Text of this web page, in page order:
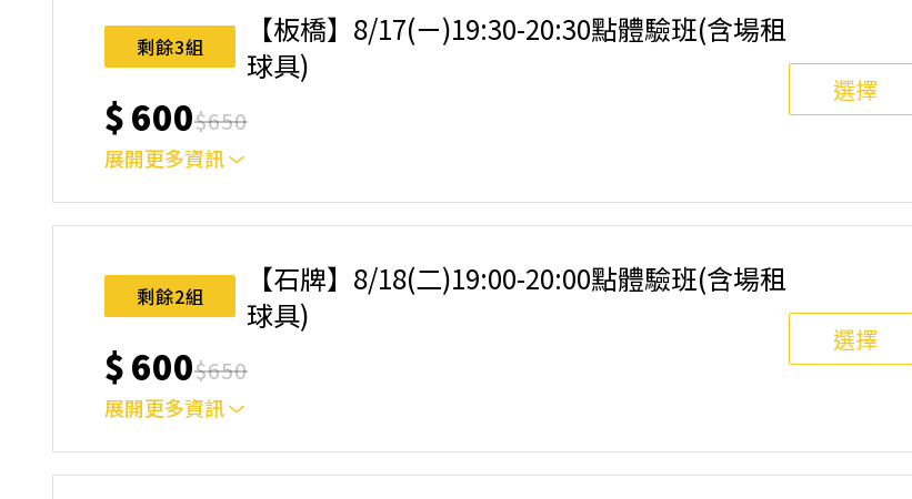
完成後，如因天候因素無法上課，僅提供課程延期選項，恕不退費，請參閱【報名與課程異動規則】。報
名後視為您已同意上述規則。
剩餘3組
【板橋】8/17(ㄧ)19:30-20:30點體驗班(含場租
球具)
$600$650
展開更多資訊
選擇
｜單人報名方案說明｜ 本體驗課程採4人開班，8人滿班制。歡迎邀請親友一同報名參加，享受團體運動
完成後，如因天候因素無法上課，僅提供課程延期選項，恕不退費，請參閱【報名與課程異動規則】。報
名後視為您已同意上述規則。
剩餘2組
【石牌】8/18(二)19:00-20:00點體驗班(含場租
球具)
$600$650
展開更多資訊
選擇
｜單人報名方案說明｜ 本體驗課程採4人開班，8人滿班制。歡迎邀請親友一同報名參加，享受團體運動